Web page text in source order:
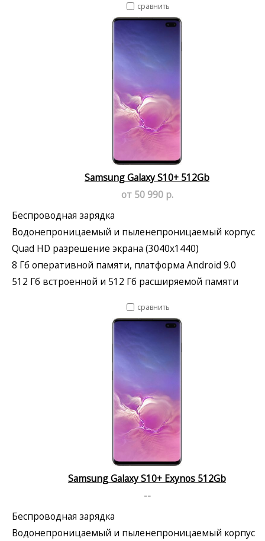
сравнить
Samsung Galaxy S10+ 512Gb
от 50 990 р.
Беспроводная зарядка
Водонепроницаемый и пыленепроницаемый корпус
Quad HD разрешение экрана (3040x1440)
8 Гб оперативной памяти, платформа Android 9.0
512 Гб встроенной и 512 Гб расширяемой памяти
сравнить
Samsung Galaxy S10+ Exynos 512Gb
--
Беспроводная зарядка
Водонепроницаемый и пыленепроницаемый корпус